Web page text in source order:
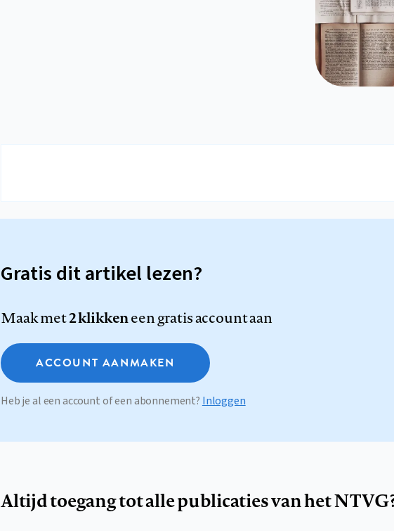
Gratis dit artikel lezen?
Maak met2 klikkeneen gratis account aan
ACCOUNT AANMAKEN
Heb je al een account of een abonnement? Inloggen
Altijd toegang tot alle publicaties van het